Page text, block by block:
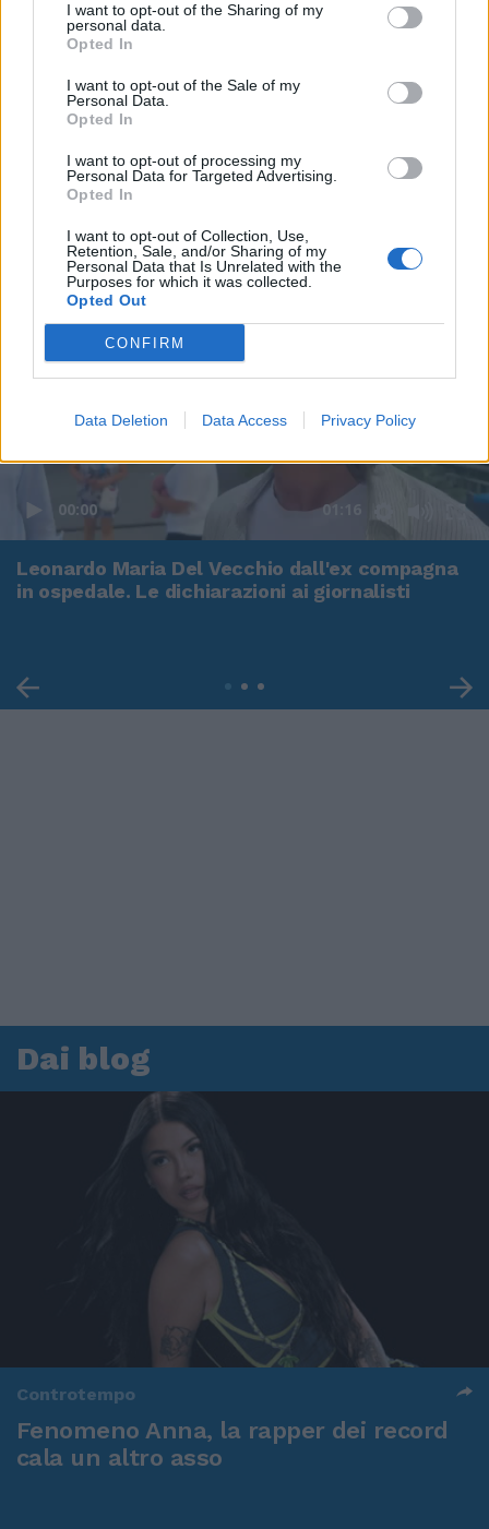
I want to opt-out of the Sharing of my
personal data.
Opted In
I want to opt-out of the Sale of my
Personal Data.
Opted In
I want to opt-out of processing my
Personal Data for Targeted Advertising.
Opted In
I want to opt-out of Collection, Use,
Retention, Sale, and/or Sharing of my
Personal Data that Is Unrelated with the
Purposes for which it was collected.
Opted Out
CONFIRM
Data Deletion Data Access Privacy Policy
00:00 01:16
Leonardo Maria Del Vecchio dall'ex compagna
in ospedale. Le dichiarazioni ai giornalisti
Dai blog
Controtempo
Fenomeno Anna, la rapper dei record
cala un altro asso